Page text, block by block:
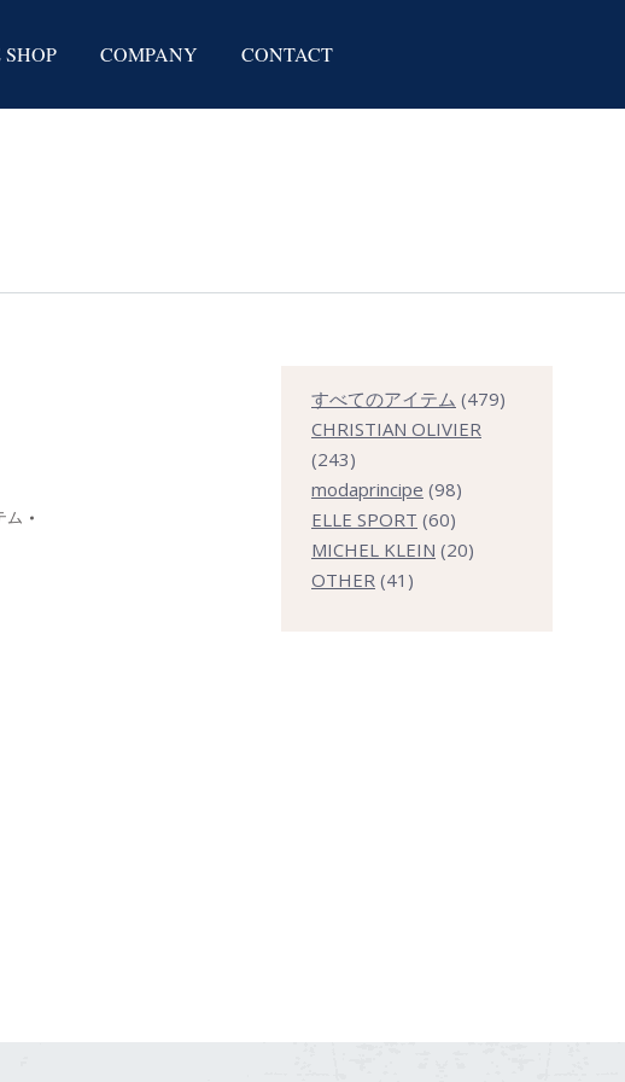
COMPANY CONTACT
ム
すべてのアイテム 479479
CHRISTIAN OLIVIER
243243
個
の
商
品
modaprincipe 9898
の
ELLE SPORT 6060
個
MICHEL KLEIN 2020
OTHER 41 41